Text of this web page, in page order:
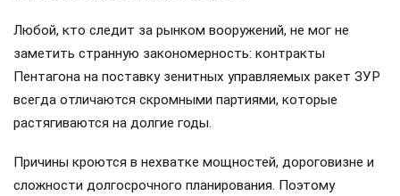
Любой, кто следит за рынком вооружений, не мог не
заметить странную закономерность: контракты
Пентагона на поставку зенитных управляемых ракет ЗУР
всегда отличаются скромными партиями, которые
растягиваются на долгие годы.
Причины кроются в нехватке мощностей, дороговизне и
сложности долгосрочного планирования. Поэтому